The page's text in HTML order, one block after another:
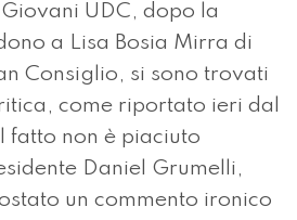
UDC, dopo la
a Lisa Bosia Mirra di
Consiglio, si sono trovati
come riportato ieri dal
fatto non è piaciuto
Daniel Grumelli,
un commento ironico